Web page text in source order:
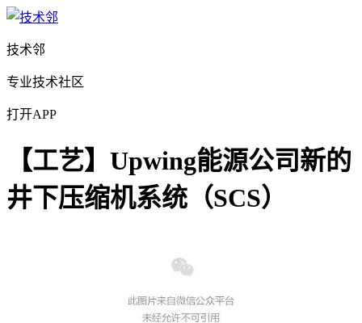
技术邻
专业技术社区
打开APP
【工艺】Upwing能源公司新的
井下压缩机系统（SCS）